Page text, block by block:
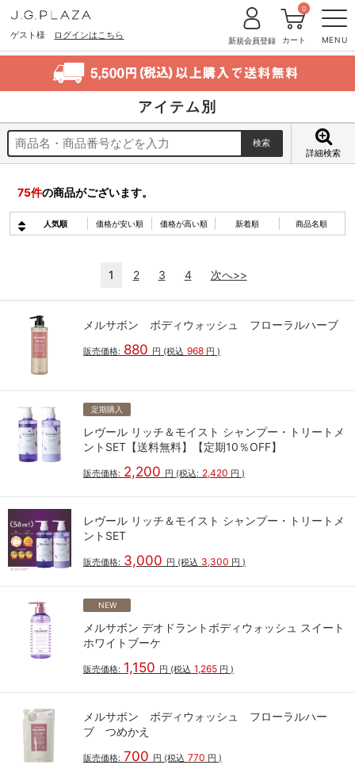
ゲスト様 ログインはこちら MENU
新規会員登録 カート
0
アイテム別
詳細検索
75件の商品がございます。
人気順 価格が安い順 価格が高い順 新着順 商品名順
1 2 3 4 次へ>>
メルサボン ボディウォッシュ フローラルハーブ
販売価格: 880 円 (税込 968 円 )
定期購入
レヴール リッチ＆モイスト シャンプー・トリートメ
ントSET【送料無料】【定期10％OFF】
販売価格: 2,200 円 (税込: 2,420 円 )
レヴール リッチ＆モイスト シャンプー・トリートメ
ントSET
販売価格: 3,000 円 (税込 3,300 円 )
NEW
メルサボン デオドラントボディウォッシュ スイート
ホワイトブーケ
販売価格: 1,150 円 (税込 1,265 円 )
メルサボン ボディウォッシュ フローラルハー
ブ つめかえ
販売価格: 700 円 (税込 770 円 )